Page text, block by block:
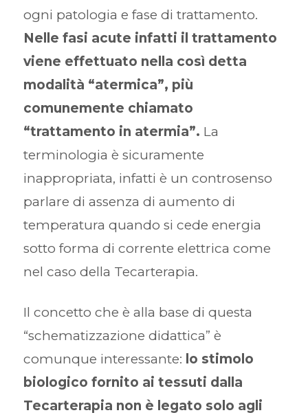
ogni patologia e fase di trattamento.
Nelle fasi acute infatti il trattamento
viene effettuato nella così detta
modalità “atermica”, più
comunemente chiamato
“trattamento in atermia”. La
terminologia è sicuramente
inappropriata, infatti è un controsenso
parlare di assenza di aumento di
temperatura quando si cede energia
sotto forma di corrente elettrica come
nel caso della Tecarterapia.
Il concetto che è alla base di questa
“schematizzazione didattica” è
comunque interessante: lo stimolo
biologico fornito ai tessuti dalla
Tecarterapia non è legato solo agli